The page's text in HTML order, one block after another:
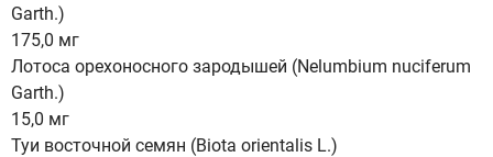
Garth.)
175,0 мг
Лотоса орехоносного зародышей (Nelumbium nuciferum
Garth.)
15,0 мг
Туи восточной семян (Biota orientalis L.)